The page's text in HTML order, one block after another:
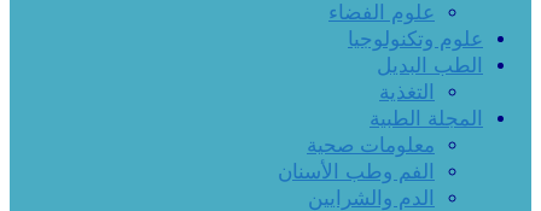
علوم الفضاء
علوم وتكنولوجيا
الطب البديل
التغذية
المجلة الطبية
معلومات صحية
الفم وطب الأسنان
الدم والشرايين